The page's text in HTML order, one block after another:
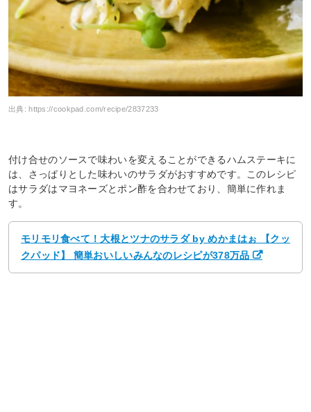
出典:https://cookpad.com/recipe/2837233
付け合せのソースで味わいを変えることができるハムステーキに
は、さっぱりとした味わいのサラダがおすすめです。このレシピ
はサラダはマヨネーズとポン酢を合わせており、簡単に作れま
す。
モリモリ食べて！大根とツナのサラダ by めかまはぉ 【クッ
クパッド】 簡単おいしいみんなのレシピが378万品